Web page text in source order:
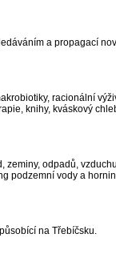
a propagací
racionální
knihy, kváskový
zeminy, odpadů,
podzemní vody a
na Třebíčsku.